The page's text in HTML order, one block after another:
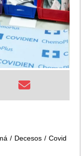
Decesos
Covid